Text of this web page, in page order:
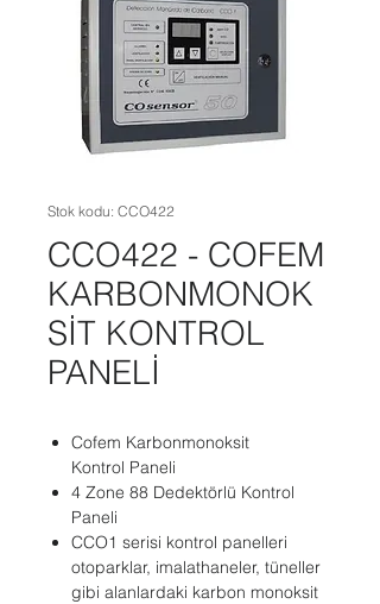
Stok kodu: CCO422
CCO422 - COFEM
KARBONMONOK
SİT KONTROL
PANELİ
Cofem Karbonmonoksit
Kontrol Paneli
4 Zone 88 Dedektörlü Kontrol
Paneli
CCO1 serisi kontrol panelleri
otoparklar, imalathaneler, tüneller
gibi alanlardaki karbon monoksit